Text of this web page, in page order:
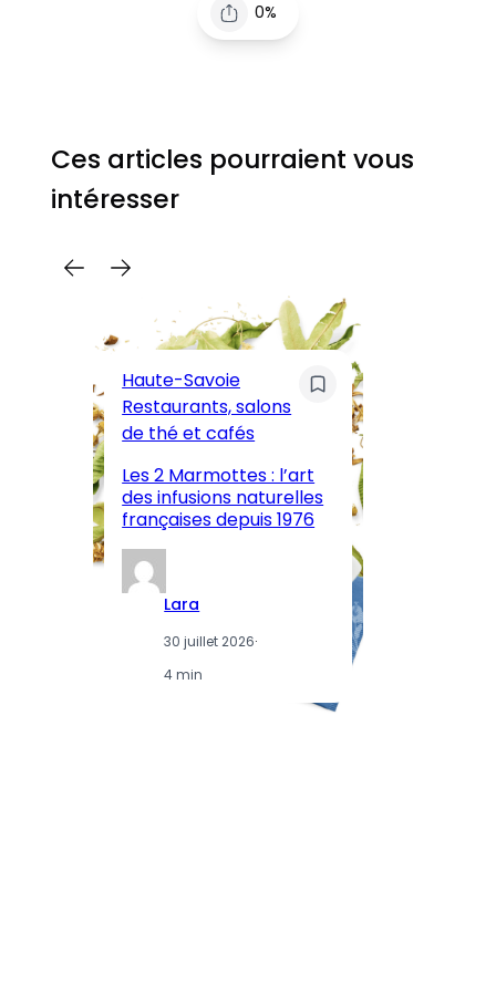
0%
Ces articles pourraient vous
intéresser
Haute-Savoie
Restaurants, salons
de thé et cafés
Les 2 Marmottes : l’art
des infusions naturelles
françaises depuis 1976
Lara
30 juillet 2026·
4 min